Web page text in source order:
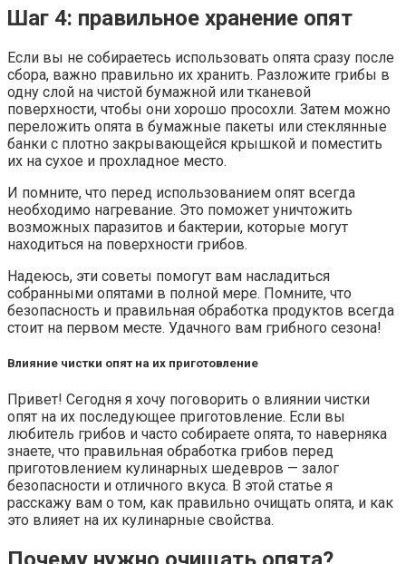
Шаг 4: правильное хранение опят
Если вы не собираетесь использовать опята сразу после
сбора, важно правильно их хранить. Разложите грибы в
одну слой на чистой бумажной или тканевой
поверхности, чтобы они хорошо просохли. Затем можно
переложить опята в бумажные пакеты или стеклянные
банки с плотно закрывающейся крышкой и поместить
их на сухое и прохладное место.
И помните, что перед использованием опят всегда
необходимо нагревание. Это поможет уничтожить
возможных паразитов и бактерии, которые могут
находиться на поверхности грибов.
Надеюсь, эти советы помогут вам насладиться
собранными опятами в полной мере. Помните, что
безопасность и правильная обработка продуктов всегда
стоит на первом месте. Удачного вам грибного сезона!
Влияние чистки опят на их приготовление
Привет! Сегодня я хочу поговорить о влиянии чистки
опят на их последующее приготовление. Если вы
любитель грибов и часто собираете опята, то наверняка
знаете, что правильная обработка грибов перед
приготовлением кулинарных шедевров — залог
безопасности и отличного вкуса. В этой статье я
расскажу вам о том, как правильно очищать опята, и как
это влияет на их кулинарные свойства.